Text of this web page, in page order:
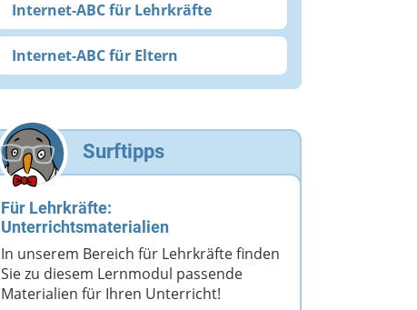
Deine Nachricht
Internet-ABC für Lehrkräfte
Internet-ABC für Eltern
Surftipps
Für Lehrkräfte:
Unterrichtsmaterialien
In unserem Bereich für Lehrkräfte finden
Sie zu diesem Lernmodul passende
Materialien für Ihren Unterricht!